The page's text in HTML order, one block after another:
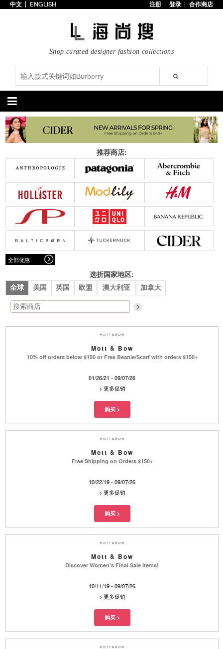
专辑
博客
上线新款
100美元以下
分类精选
包袋
手提包
手拿包
购物包
肩挎包
斜挎包
背包
上架新款
$100以下
$200以下
折扣
鞋履
高跟鞋
凉鞋
靴子
楔形鞋
平底鞋
休闲鞋
上架新款
$100以下
$200以下
折扣
配饰
腰带
围巾
小包
手表/珠宝
上架新款
$100以下
服装
连衣裙
裙子
大衣/夹克
上衣/毛线衣
上架新款
折扣
流行系列
著名品牌
流行品牌
新潮别致
悠闲运动
中文 ENGLISH 注册 登录 合作商店
Shop curated designer fashion collections
推荐商店:
全部优惠
选折国家地区:
全球 美国 英国 欧盟 澳大利亚 加拿大
Mott & Bow
10% off orders below $150 or Free Beanie/Scarf with orders $150+
01/26/21 - 09/07/26
> 更多促销
Mott & Bow
Free Shipping on Orders $150+
10/22/19 - 09/07/26
> 更多促销
Mott & Bow
Discover Women's Final Sale Items!
10/11/19 - 09/07/26
> 更多促销